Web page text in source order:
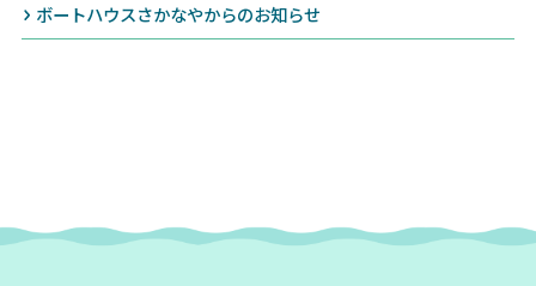
ボートハウスさかなやからのお知らせ